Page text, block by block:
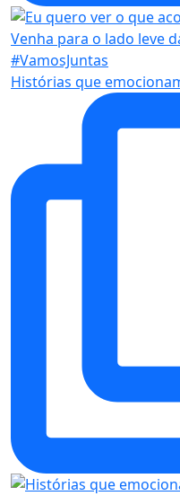
Histórias que